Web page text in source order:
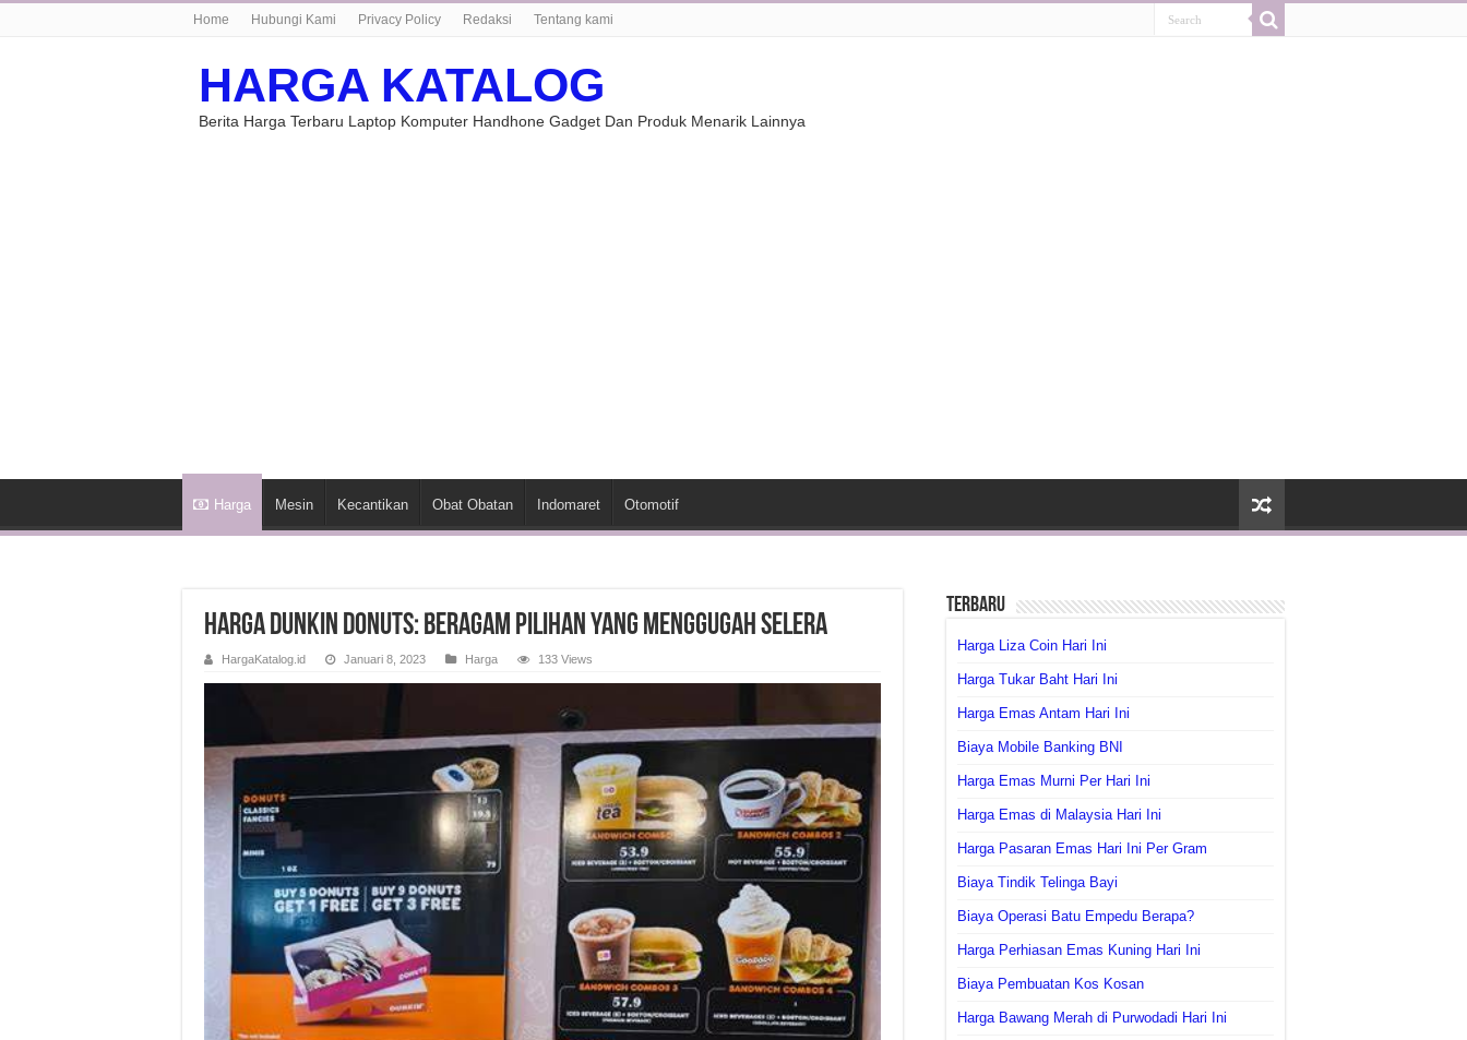
Home Hubungi Kami Privacy Policy Redaksi Tentang kami
HARGA KATALOG
Berita Harga Terbaru Laptop Komputer Handhone Gadget Dan Produk Menarik Lainnya
Harga Mesin Kecantikan Obat Obatan Indomaret Otomotif
Harga Dunkin Donuts: Beragam Pilihan yang Menggugah Selera
HargaKatalog.id Januari 8, 2023 Harga 133 Views
Terbaru
Harga Liza Coin Hari Ini
Harga Tukar Baht Hari Ini
Harga Emas Antam Hari Ini
Biaya Mobile Banking BNI
Harga Emas Murni Per Hari Ini
Harga Emas di Malaysia Hari Ini
Harga Pasaran Emas Hari Ini Per Gram
Biaya Tindik Telinga Bayi
Biaya Operasi Batu Empedu Berapa?
Harga Perhiasan Emas Kuning Hari Ini
Biaya Pembuatan Kos Kosan
Harga Bawang Merah di Purwodadi Hari Ini